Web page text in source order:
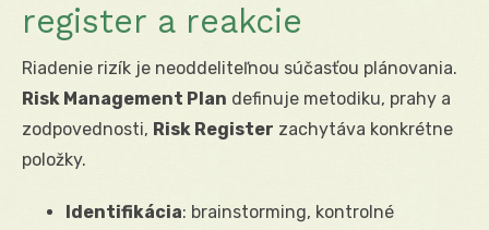
register a reakcie
Riadenie rizík je neoddeliteľnou súčasťou plánovania.
Risk Management Plan definuje metodiku, prahy a
zodpovednosti, Risk Register zachytáva konkrétne
položky.
Identifikácia: brainstorming, kontrolné